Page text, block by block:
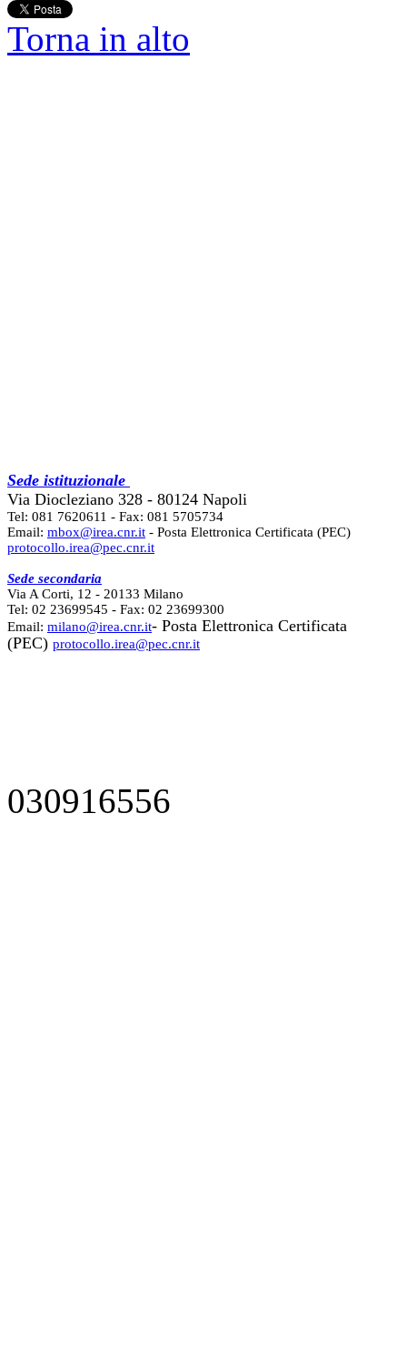
Torna in alto
Sede istituzionale
Via Diocleziano 328 - 80124 Napoli
Tel: 081 7620611 - Fax: 081 5705734
Email: mbox@irea.cnr.it - Posta Elettronica Certificata (PEC)
protocollo.irea@pec.cnr.it
Sede secondaria
Via A Corti, 12 - 20133 Milano
Tel: 02 23699545 - Fax: 02 23699300
Email: milano@irea.cnr.it- Posta Elettronica Certificata
(PEC) protocollo.irea@pec.cnr.it
030916556